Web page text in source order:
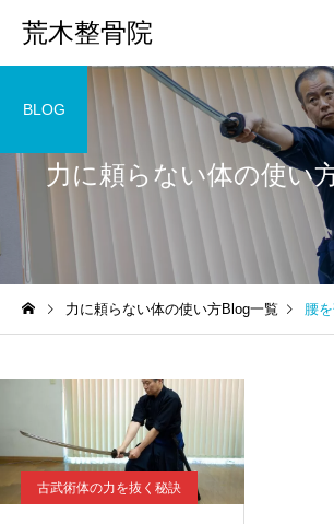
荒木整骨院
力に頼らない体の使い
BLOG
力に頼らない体の使い方Blog一覧 腰
古武術体の力を抜く秘訣